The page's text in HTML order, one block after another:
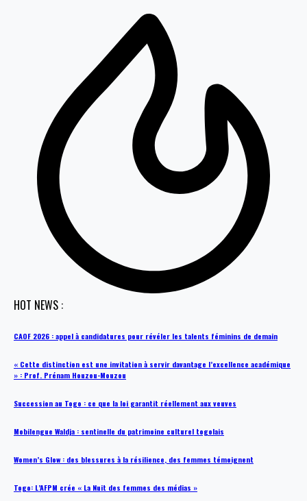
HOT NEWS :
CAOF 2026 : appel à candidatures pour révéler les talents féminins de demain
« Cette distinction est une invitation à servir davantage l’excellence académique
» : Prof. Prénam Houzou-Mouzou
Succession au Togo : ce que la loi garantit réellement aux veuves
Mobilengue Waldja : sentinelle du patrimoine culturel togolais
Women’s Glow : des blessures à la résilience, des femmes témoignent
Togo: L’AFPM crée « La Nuit des femmes des médias »